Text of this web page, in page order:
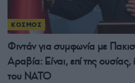
ΚΟΣΜΟΣ
Φιντάν για συμφωνία με
Αραβία: Είναι, επί της
του ΝΑΤΟ